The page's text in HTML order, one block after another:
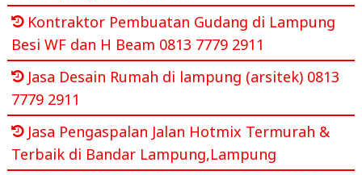
Kontraktor Pembuatan Gudang di Lampung
Besi WF dan H Beam 0813 7779 2911
Jasa Desain Rumah di lampung (arsitek) 0813
7779 2911
Jasa Pengaspalan Jalan Hotmix Termurah &
Terbaik di Bandar Lampung,Lampung